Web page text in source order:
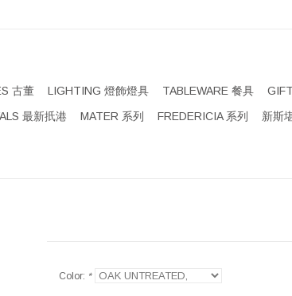
古董 LIGHTING 燈飾燈具 TABLEWARE 餐具
最新扺港 MATER 系列 FREDERICIA 系列 新斯
Color: *